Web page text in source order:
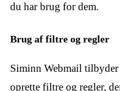
du har brug for dem.
Brug af filtre og regler
Siminn Webmail
oprette filtre og regler,